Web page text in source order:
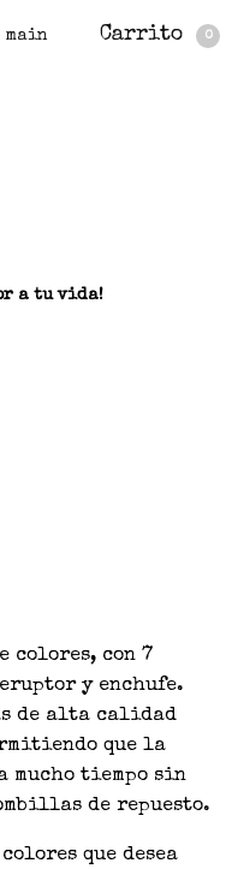
Carrito 0
a tu vida!
colores, con 7
y enchufe.
de alta calidad
que la
mucho tiempo sin
de repuesto.
que desea